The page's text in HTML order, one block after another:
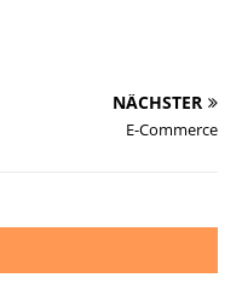
NÄCHSTER
E-Commerce